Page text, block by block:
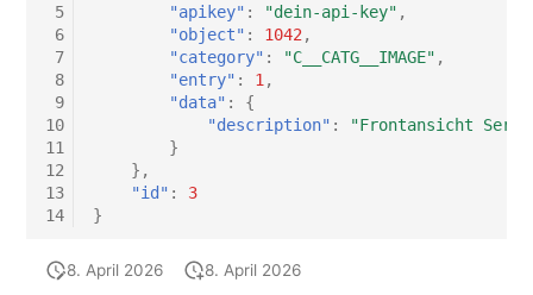
VRRP/HSRP Cluster
WAN-Leitung
Wireless Access Point
5
6
7
8
9
10
11
12
13
14
"apikey" : "dein-api-key" ,
"object" : 1042 ,
"category" : "C__CATG__IMAGE" ,
"entry" : 1 ,
"data" :
{
"description" :
"Frontansicht
}
},
"id" :
3
}
8. April 2026 8. April 2026